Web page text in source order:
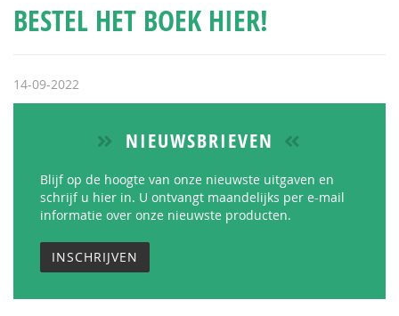
BESTEL HET BOEK HIER!
14-09-2022
NIEUWSBRIEVEN
Blijf op de hoogte van onze nieuwste uitgaven en
schrijf u hier in. U ontvangt maandelijks per e-mail
informatie over onze nieuwste producten.
INSCHRIJVEN